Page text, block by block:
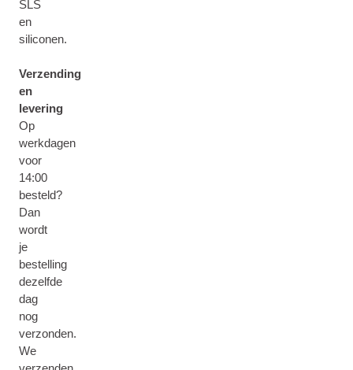
SLS
en
siliconen.
Verzending
en
levering
Op
werkdagen
voor
14:00
besteld?
Dan
wordt
je
bestelling
dezelfde
dag
nog
verzonden.
We